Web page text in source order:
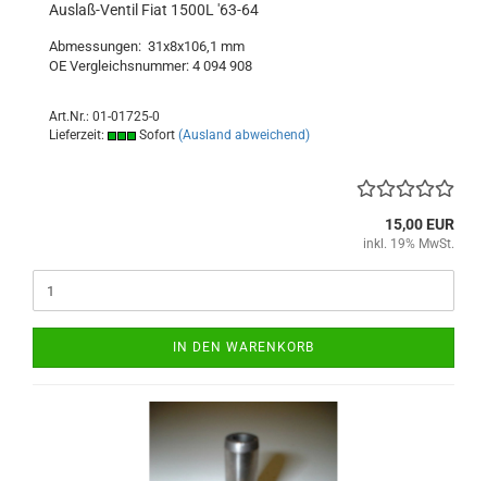
Auslaß-Ventil Fiat 1500L '63-64
Abmessungen: 31x8x106,1 mm
OE Vergleichsnummer: 4 094 908
Art.Nr.: 01-01725-0
Lieferzeit:
Sofort (Ausland abweichend)
15,00 EUR
inkl. 19% MwSt.
IN DEN WARENKORB